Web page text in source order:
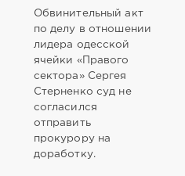
Обвинительный акт
по делу в отношении
лидера одесской
ячейки «Правого
сектора» Сергея
Стерненко суд не
согласился
отправить
прокурору на
доработку.